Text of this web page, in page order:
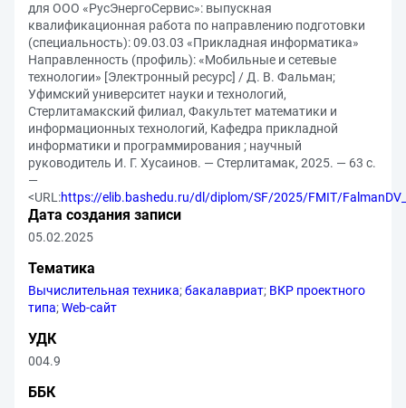
для ООО «РусЭнергоСервис»: выпускная
квалификационная работа по направлению подготовки
(специальность): 09.03.03 «Прикладная информатика»
Направленность (профиль): «Мобильные и сетевые
технологии» [Электронный ресурс] / Д. В. Фальман;
Уфимский университет науки и технологий,
Стерлитамакский филиал, Факультет математики и
информационных технологий, Кафедра прикладной
информатики и программирования ; научный
руководитель И. Г. Хусаинов. — Стерлитамак, 2025. — 63 с.
—
<URL:https://elib.bashedu.ru/dl/diplom/SF/2025/FMIT/
Дата создания записи
05.02.2025
Тематика
Вычислительная техника;бакалавриат; ВКР проектного
типа;Web-сайт
УДК
004.9
ББК